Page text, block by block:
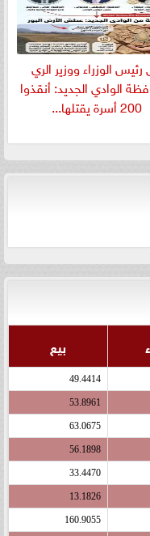
رئيس الوزراء ووزير الري
الوادي الجديد: أنقذوا
200 أسرة يقتلها...
بيع
49.4414
53.8961
63.0675
56.1898
33.4470
13.1826
160.9055